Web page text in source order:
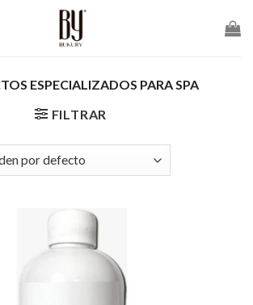
ESPECIALIZADOS PARA SPA
FILTRAR